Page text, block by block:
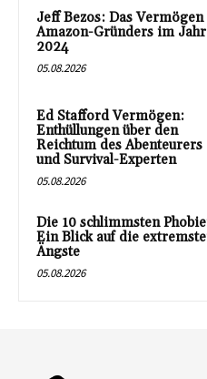
Jeff Bezos: Das Vermögen
Amazon-Gründers im Jahr
2024
05.08.2026
Ed Stafford Vermögen:
Enthüllungen über den
Reichtum des Abenteurers
und Survival-Experten
05.08.2026
Die 10 schlimmsten
Ein Blick auf die
Ängste
05.08.2026